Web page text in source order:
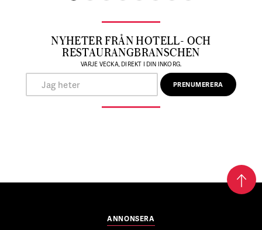
NYHETER FRÅN HOTELL- OCH
RESTAURANGBRANSCHEN
VARJE VECKA, DIREKT I DIN INKORG.
ANNONSERA